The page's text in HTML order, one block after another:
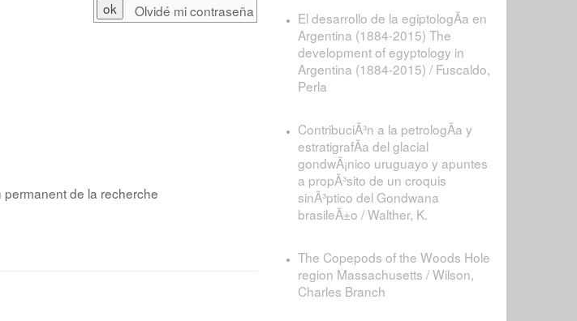
permanent de la recherche
Olvidé mi contraseña
El desarrollo de la egiptologÃ­a en
Argentina (1884-2015) The
development of egyptology in
Argentina (1884-2015) / Fuscaldo,
Perla
ContribuciÃ³n a la petrologÃ­a y
estratigrafÃ­a del glacial
gondwÃ¡nico uruguayo y apuntes
a propÃ³sito de un croquis
sinÃ³ptico del Gondwana
brasileÃ±o / Walther, K.
The Copepods of the Woods Hole
region Massachusetts / Wilson,
Charles Branch